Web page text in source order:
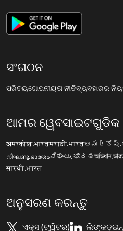
ସଂଗଠନ
ପରିଚୟଗୋପନୀୟତା ନୀତିବ୍ୟବହାରର
ଆମର ୱେବସାଇଟଗୁଡିକ
अमरकोश.भारतमराठी.भारत
നിഘണ്ടു.ഭാരതംನಿಘಂಟು.ಭಾರತ
सारथी.भारत
ଅନୁସରଣ କରନ୍ତୁ
ଏକ୍ସ (ଟ୍ୱିଟର) ଲିଙ୍କଡ଼ଇନ୍